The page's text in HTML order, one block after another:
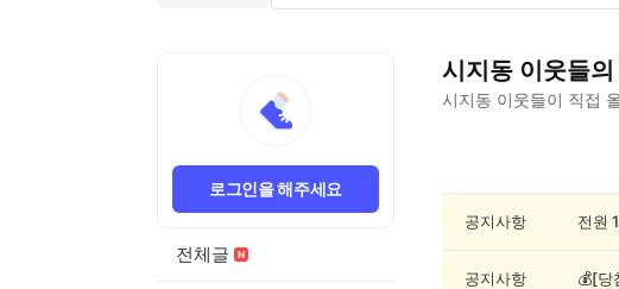
로그인을 해주세요
전체글
시지동 이웃들의
시지동 이웃들이 직접
동
공지사항
공지사항